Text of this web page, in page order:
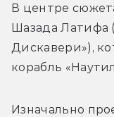
В центре
Шазада Латифа
Дискавери»),
корабль
Изначально